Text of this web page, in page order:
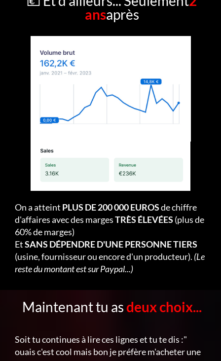
ansaprès
On a atteint PLUS DE 200 000 EUROSde chiffre
d'affaires avec des margesTRÈS ÉLEVÉES (plus de
60% de marges)
EtSANS DÉPENDRE D'UNE PERSONNE TIERS
(usine, fournisseur ou encore d'un producteur). (Le
reste du montant est sur Paypal...)
Maintenant tu asdeux choix...
Soit tu continues à lire ces lignes et tu te dis :"
ouais c'est cool mais bon je préfère m'acheter une